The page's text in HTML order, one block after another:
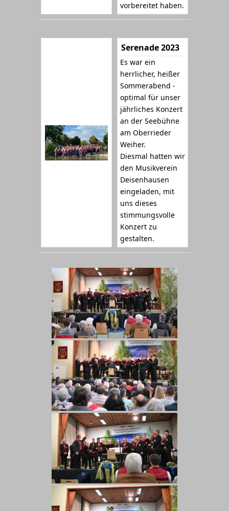
vorbereitet haben.
Serenade 2023
Es war ein
herrlicher, heißer
Sommerabend -
optimal für unser
jährliches Konzert
an der Seebühne
am Oberrieder
Weiher.
Diesmal hatten wir
den Musikverein
Deisenhausen
eingeladen, mit
uns dieses
stimmungsvolle
Konzert zu
gestalten.